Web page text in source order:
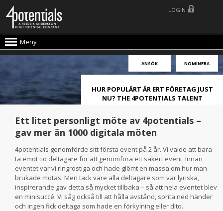
Meny
LOGIN
ANSÖK NOMINERA
HUR POPULÄRT ÄR ERT FÖRETAG JUST
NU? THE 4POTENTIALS TALENT
Ett litet personligt möte av 4potentials –
gav mer än 1000 digitala möten
4potentials genomförde sitt första event på 2 år. Vi valde att bara
ta emot tio deltagare för att genomföra ett säkert event. Innan
eventet var vi ringrostiga och hade glömt en massa om hur man
brukade mötas. Men tack vare alla deltagare som var lyriska,
inspirerande gav detta så mycket tillbaka – så att hela eventet blev
en minisuccé. Vi såg också till att hålla avstånd, sprita ned händer
och ingen fick deltaga som hade en förkylning eller dito.